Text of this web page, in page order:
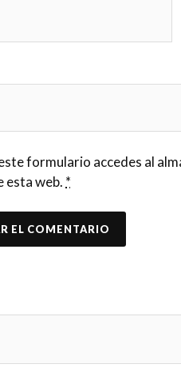
formulario accedes al
esta web. *